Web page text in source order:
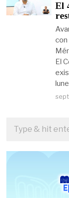
El
con
El